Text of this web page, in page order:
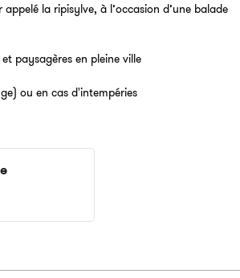
la ripisylve, à l’occasion d’une balade
paysagères en pleine ville
ou en cas d'intempéries